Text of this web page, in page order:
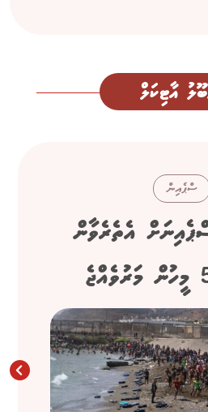
އާޓިކަލް
ސްޕެއިން
އެތެރެވާން